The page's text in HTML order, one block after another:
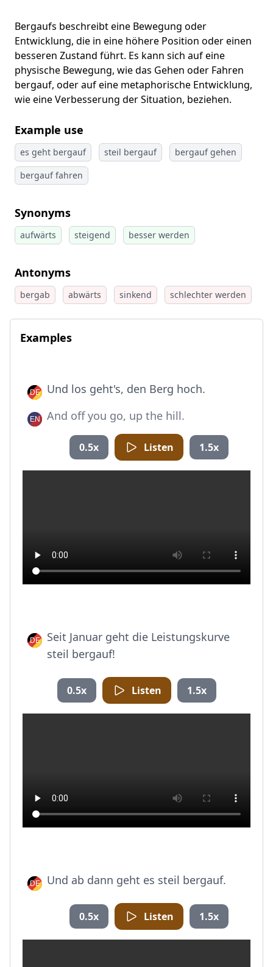
Bergaufs beschreibt eine Bewegung oder
Entwicklung, die in eine höhere Position oder einen
besseren Zustand führt. Es kann sich auf eine
physische Bewegung, wie das Gehen oder Fahren
bergauf, oder auf eine metaphorische Entwicklung,
wie eine Verbesserung der Situation, beziehen.
Example use
es geht bergauf steil bergauf
bergauf gehen
bergauf fahren
Synonyms
aufwärts steigend besser werden
Antonyms
bergab abwärts sinkend schlechter werden
Examples
Und los geht's, den Berg hoch.
And off you go, up the hill.
0.5x Listen 1.5x
Seit Januar geht die Leistungskurve
steil bergauf!
0.5x Listen 1.5x
Und ab dann geht es steil bergauf.
0.5x Listen 1.5x